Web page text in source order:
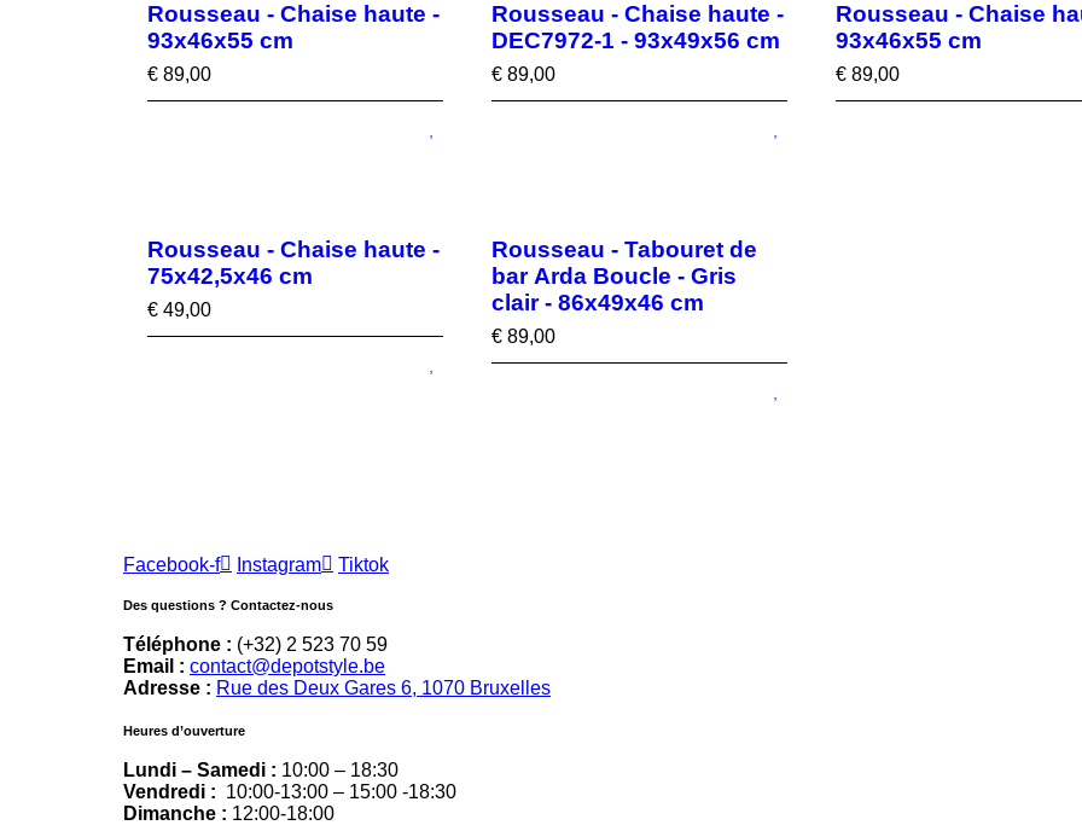
Rousseau - Chaise haute -
93x46x55 cm
€ 89,00
Rousseau - Chaise haute -
DEC7972-1 - 93x49x56 cm
€ 89,00
Rousseau - Chaise
93x46x55 cm
€ 89,00
Rousseau - Chaise haute -
75x42,5x46 cm
€ 49,00
Rousseau - Tabouret de
bar Arda Boucle - Gris
clair - 86x49x46 cm
€ 89,00
Facebook-f Instagram Tiktok
Des questions ? Contactez-nous
Téléphone : (+32) 2 523 70 59
Email : contact@depotstyle.be
Adresse : Rue des Deux Gares 6, 1070 Bruxelles
Heures d’ouverture
Lundi – Samedi : 10:00 – 18:30
Vendredi : 10:00-13:00 – 15:00 -18:30
Dimanche : 12:00-18:00